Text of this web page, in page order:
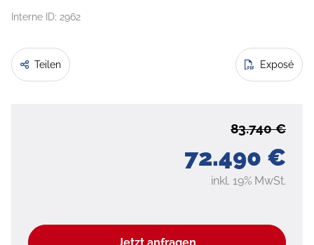
Interne ID: 2962
Teilen Exposé
72.490 €
83.740 €
inkl. 19% MwSt.
Jetzt anfragen